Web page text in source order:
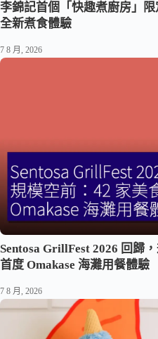
李錦記首個「快趣煮廚房」
全新煮食體驗
7 8 月, 2026
Sentosa GrillFest 2026 回歸
首度 Omakase 海灘用餐體驗
7 8 月, 2026